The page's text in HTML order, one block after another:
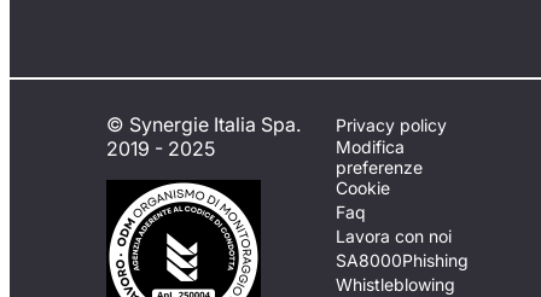
© Synergie Italia Spa.
2019 - 2025
Privacy policy
Modifica
preferenze
Cookie
Faq
Lavora con noi
SA8000Phishing
Whistleblowing